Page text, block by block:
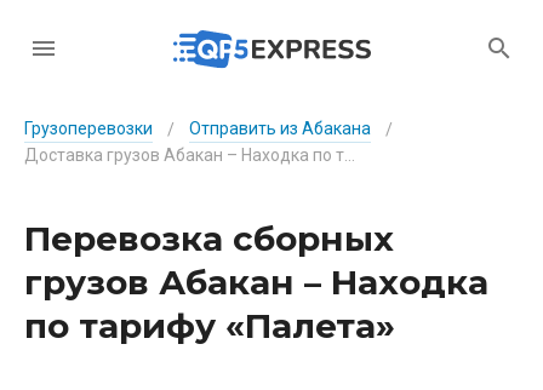
Грузоперевозки / Отправить из Абакана
/
Перевозка сборных
грузов Абакан – Находка
по тарифу «Палета»